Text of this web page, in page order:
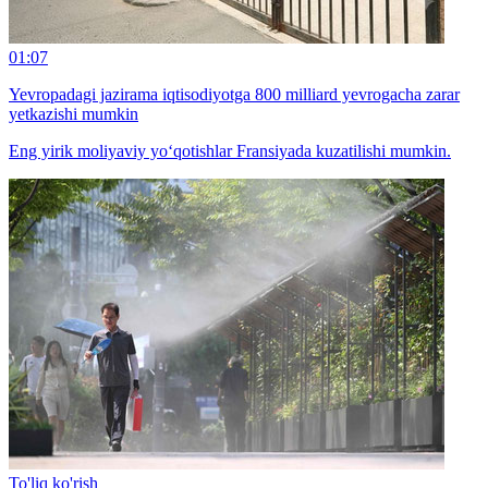
01:07
Yevropadagi jazirama iqtisodiyotga 800 milliard yevrogacha zarar
yetkazishi mumkin
Eng yirik moliyaviy yo‘qotishlar Fransiyada kuzatilishi mumkin.
To'liq ko'rish